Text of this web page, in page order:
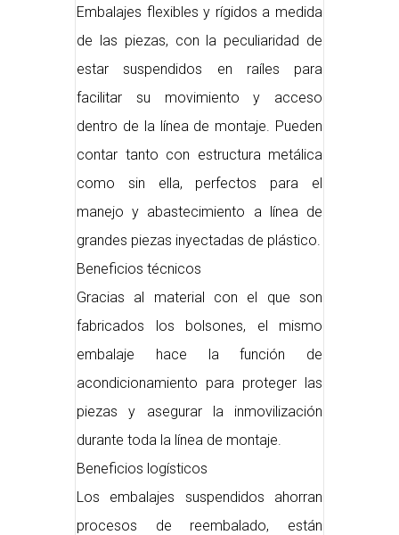
Embalajes flexibles y rígidos a medida
de las piezas, con la peculiaridad de
estar suspendidos en raíles para
facilitar su movimiento y acceso
dentro de la línea de montaje. Pueden
contar tanto con estructura metálica
como sin ella, perfectos para el
manejo y abastecimiento a línea de
grandes piezas inyectadas de plástico.
Beneficios técnicos
Gracias al material con el que son
fabricados los bolsones, el mismo
embalaje hace la función de
acondicionamiento para proteger las
piezas y asegurar la inmovilización
durante toda la línea de montaje.
Beneficios logísticos
Los embalajes suspendidos ahorran
procesos de reembalado, están